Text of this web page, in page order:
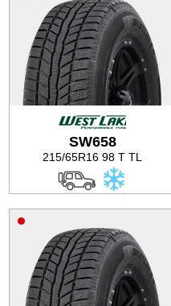
SW658
215/65R16 98 T TL